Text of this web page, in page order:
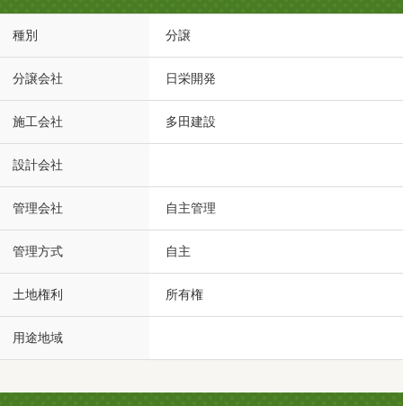
種別 分譲
分譲会社 日栄開発
施工会社 多田建設
設計会社
管理会社 自主管理
管理方式 自主
土地権利 所有権
用途地域